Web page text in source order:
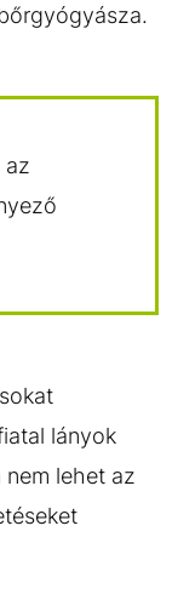
az
lányok
lehet az